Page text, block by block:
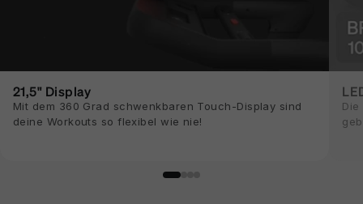
21,5" Display
Mit dem 360 Grad schwenkbaren Touch-Display sind
deine Workouts so flexibel wie nie!